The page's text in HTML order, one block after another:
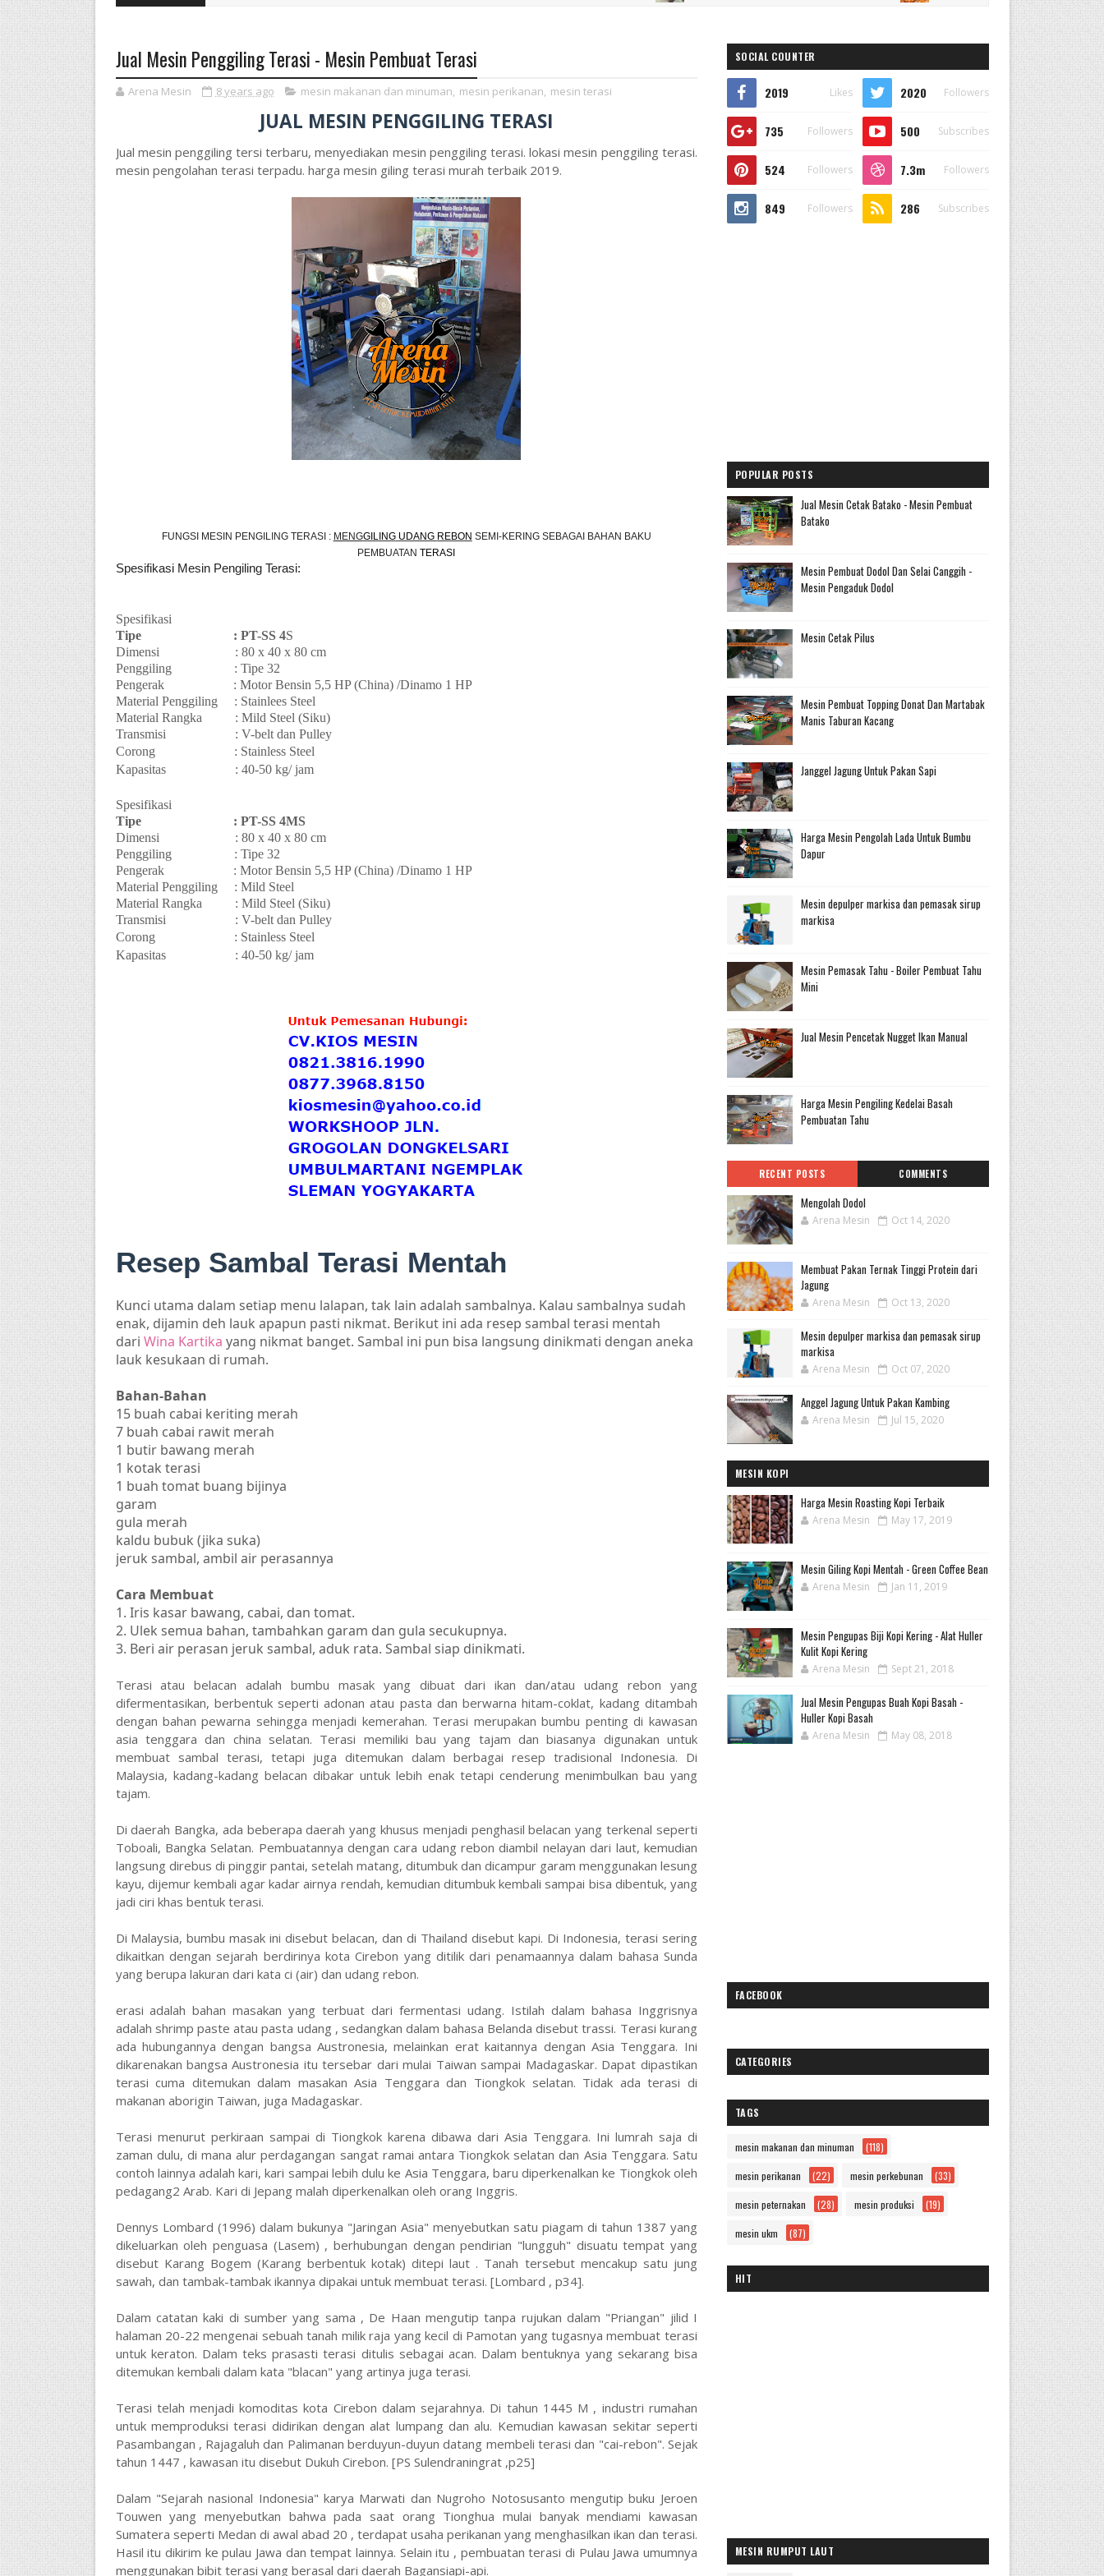
Jual Mesin Penggiling Terasi - Mesin Pembuat Terasi
Arena Mesin 8 years ago mesin makanan dan minuman, mesin perikanan, mesin terasi
JUAL MESIN PENGGILING TERASI
Jual mesin penggiling tersi terbaru, menyediakan mesin penggiling terasi. lokasi mesin penggiling terasi.
mesin pengolahan terasi terpadu. harga mesin giling terasi murah terbaik 2019.
FUNGSI MESIN PENGILING TERASI : MENGGILING UDANG REBON SEMI-KERING SEBAGAI BAHAN BAKU
PEMBUATANTERASI
Spesifikasi Mesin Pengiling Terasi:
Spesifikasi
Tipe
: PT-SS 4S
Dimensi
: 80 x 40 x 80 cm
Penggiling
: Tipe 32
Pengerak
: Motor Bensin 5,5 HP (China)/Dinamo 1 HP
Material Penggiling
: Stainlees Steel
Material Rangka
: Mild Steel (Siku)
Transmisi
: V-belt dan Pulley
Corong
: Stainless Steel
Kapasitas
: 40-50 kg/ jam
Spesifikasi
Tipe
: PT-SS 4MS
Dimensi
: 80 x 40 x 80 cm
Penggiling
: Tipe 32
Pengerak
: Motor Bensin 5,5 HP (China)/Dinamo 1 HP
Material Penggiling
: Mild Steel
Material Rangka
: Mild Steel (Siku)
Transmisi
: V-belt dan Pulley
Corong
: Stainless Steel
Kapasitas
: 40-50 kg/ jam
Resep Sambal Terasi Mentah
Kunci utama dalam setiap menu lalapan, tak lain adalah sambalnya. Kalau sambalnya sudah
enak, dijamin deh lauk apapun pasti nikmat. Berikut ini ada resep sambal terasi mentah
dari Wina Kartika yang nikmat banget. Sambal ini pun bisa langsung dinikmati dengan aneka
lauk kesukaan di rumah.
Bahan-Bahan
15 buah cabai keriting merah
7 buah cabai rawit merah
1 butir bawang merah
1 kotak terasi
1 buah tomat buang bijinya
garam
gula merah
kaldu bubuk (jika suka)
jeruk sambal, ambil air perasannya
Cara Membuat
1. Iris kasar bawang, cabai, dan tomat.
2. Ulek semua bahan, tambahkan garam dan gula secukupnya.
3. Beri air perasan jeruk sambal, aduk rata. Sambal siap dinikmati.
Terasi atau belacan adalah bumbu masak yang dibuat dari ikan dan/atau udang rebon yang
difermentasikan, berbentuk seperti adonan atau pasta dan berwarna hitam-coklat, kadang ditambah
dengan bahan pewarna sehingga menjadi kemerahan. Terasi merupakan bumbu penting di kawasan
asia tenggara dan china selatan. Terasi memiliki bau yang tajam dan biasanya digunakan untuk
membuat sambal terasi, tetapi juga ditemukan dalam berbagai resep tradisional Indonesia. Di
Malaysia, kadang-kadang belacan dibakar untuk lebih enak tetapi cenderung menimbulkan bau yang
tajam.
Di daerah Bangka, ada beberapa daerah yang khusus menjadi penghasil belacan yang terkenal seperti
Toboali, Bangka Selatan. Pembuatannya dengan cara udang rebon diambil nelayan dari laut, kemudian
langsung direbus di pinggir pantai, setelah matang, ditumbuk dan dicampur garam menggunakan lesung
kayu, dijemur kembali agar kadar airnya rendah, kemudian ditumbuk kembali sampai bisa dibentuk, yang
jadi ciri khas bentuk terasi.
Di Malaysia, bumbu masak ini disebut belacan, dan di Thailand disebut kapi. Di Indonesia, terasi sering
dikaitkan dengan sejarah berdirinya kota Cirebon yang ditilik dari penamaannya dalam bahasa Sunda
yang berupa lakuran dari kata ci (air) dan udang rebon.
erasi adalah bahan masakan yang terbuat dari fermentasi udang. Istilah dalam bahasa Inggrisnya
adalah shrimp paste atau pasta udang , sedangkan dalam bahasa Belanda disebut trassi. Terasi kurang
ada hubungannya dengan bangsa Austronesia, melainkan erat kaitannya dengan Asia Tenggara. Ini
dikarenakan bangsa Austronesia itu tersebar dari mulai Taiwan sampai Madagaskar. Dapat dipastikan
terasi cuma ditemukan dalam masakan Asia Tenggara dan Tiongkok selatan. Tidak ada terasi di
makanan aborigin Taiwan, juga Madagaskar.
Terasi menurut perkiraan sampai di Tiongkok karena dibawa dari Asia Tenggara. Ini lumrah saja di
zaman dulu, di mana alur perdagangan sangat ramai antara Tiongkok selatan dan Asia Tenggara. Satu
contoh lainnya adalah kari, kari sampai lebih dulu ke Asia Tenggara, baru diperkenalkan ke Tiongkok oleh
pedagang2 Arab. Kari di Jepang malah diperkenalkan oleh orang Inggris.
Dennys Lombard (1996) dalam bukunya "Jaringan Asia" menyebutkan satu piagam di tahun 1387 yang
dikeluarkan oleh penguasa (Lasem) , berhubungan dengan pendirian "lungguh" disuatu tempat yang
disebut Karang Bogem (Karang berbentuk kotak) ditepi laut . Tanah tersebut mencakup satu jung
sawah, dan tambak-tambak ikannya dipakai untuk membuat terasi. [Lombard , p34].
Dalam catatan kaki di sumber yang sama , De Haan mengutip tanpa rujukan dalam "Priangan" jilid I
halaman 20-22 mengenai sebuah tanah milik raja yang kecil di Pamotan yang tugasnya membuat terasi
untuk keraton. Dalam teks prasasti terasi ditulis sebagai acan. Dalam bentuknya yang sekarang bisa
ditemukan kembali dalam kata "blacan" yang artinya juga terasi.
Terasi telah menjadi komoditas kota Cirebon dalam sejarahnya. Di tahun 1445 M , industri rumahan
untuk memproduksi terasi didirikan dengan alat lumpang dan alu. Kemudian kawasan sekitar seperti
Pasambangan , Rajagaluh dan Palimanan berduyun-duyun datang membeli terasi dan "cai-rebon". Sejak
tahun 1447 , kawasan itu disebut Dukuh Cirebon. [PS Sulendraningrat ,p25]
Dalam "Sejarah nasional Indonesia" karya Marwati dan Nugroho Notosusanto mengutip buku Jeroen
Touwen yang menyebutkan bahwa pada saat orang Tionghua mulai banyak mendiami kawasan
Sumatera seperti Medan di awal abad 20 , terdapat usaha perikanan yang menghasilkan ikan dan terasi.
Hasil itu dikirim ke pulau Jawa dan tempat lainnya. Selain itu , pembuatan terasi di Pulau Jawa umumnya
menggunakan bibit terasi yang berasal dari daerah Bagansiapi-api.
SOCIAL COUNTER
2019 Likes 2020 Followers
735 Followers 500 Subscribes
524 Followers 7.3m Followers
849 Followers 286 Subscribes
POPULAR POSTS
Jual Mesin Cetak Batako - Mesin Pembuat
Batako
Mesin Pembuat Dodol Dan Selai Canggih -
Mesin Pengaduk Dodol
Mesin Cetak Pilus
Mesin Pembuat Topping Donat Dan Martabak
Manis Taburan Kacang
Janggel Jagung Untuk Pakan Sapi
Harga Mesin Pengolah Lada Untuk Bumbu
Dapur
Mesin depulper markisa dan pemasak sirup
markisa
Mesin Pemasak Tahu - Boiler Pembuat Tahu
Mini
Jual Mesin Pencetak Nugget Ikan Manual
Harga Mesin Pengiling Kedelai Basah
Pembuatan Tahu
RECENT POSTS COMMENTS
Mengolah Dodol
Arena Mesin Oct 14, 2020
Membuat Pakan Ternak Tinggi Protein dari
Jagung
Arena Mesin Oct 13, 2020
Mesin depulper markisa dan pemasak sirup
markisa
Arena Mesin Oct 07, 2020
Anggel Jagung Untuk Pakan Kambing
Arena Mesin Jul 15, 2020
MESIN KOPI
Harga Mesin Roasting Kopi Terbaik
Arena Mesin May 17, 2019
Mesin Giling Kopi Mentah - Green Coffee Bean
Arena Mesin Jan 11, 2019
Mesin Pengupas Biji Kopi Kering - Alat Huller
Kulit Kopi Kering
Arena Mesin Sept 21, 2018
Jual Mesin Pengupas Buah Kopi Basah -
Huller Kopi Basah
Arena Mesin May 08, 2018
FACEBOOK
CATEGORIES
TAGS
mesin makanan dan minuman (118)
mesin perikanan (22) mesin perkebunan (33)
mesin peternakan (28) mesin produksi (19)
mesin ukm (87)
HIT
MESIN RUMPUT LAUT